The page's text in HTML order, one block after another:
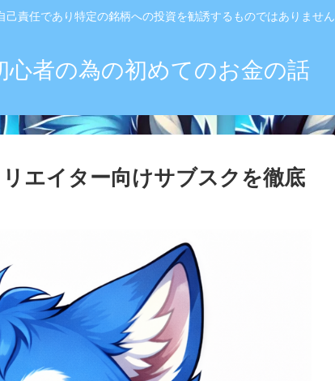
己責任であり特定の銘柄への投資を勧誘するものではありません
心者の為の初めてのお金の話
エイター向けサブスクを徹底